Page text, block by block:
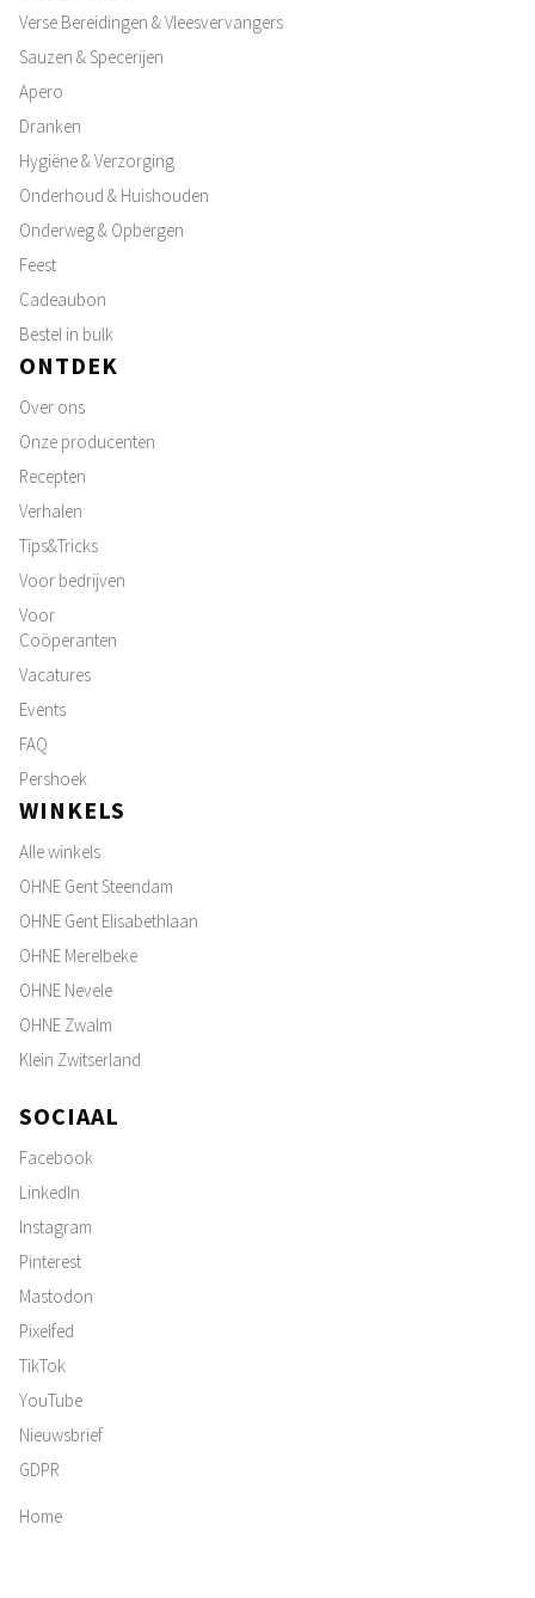
Verse Bereidingen & Vleesvervangers
Sauzen & Specerijen
Apero
Dranken
Hygiëne & Verzorging
Onderhoud & Huishouden
Onderweg & Opbergen
Feest
Cadeaubon
Bestel in bulk
ONTDEK
Over ons
Onze producenten
Recepten
Verhalen
Tips&Tricks
Voor bedrijven
Voor
Coöperanten
Vacatures
Events
FAQ
Pershoek
WINKELS
Alle winkels
OHNE Gent Steendam
OHNE Gent Elisabethlaan
OHNE Merelbeke
OHNE Nevele
OHNE Zwalm
Klein Zwitserland
SOCIAAL
Facebook
LinkedIn
Instagram
Pinterest
Mastodon
Pixelfed
TikTok
YouTube
Nieuwsbrief
GDPR
Home